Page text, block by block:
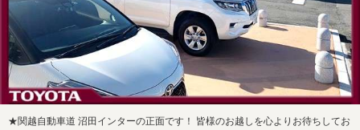
★関越自動車道 沼田インターの正面です！ 皆様のお越しを心よりお待ちしてお